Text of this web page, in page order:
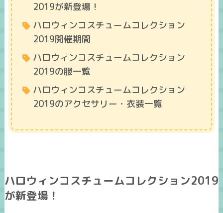
2019が新登場！
ハロウィンコスチュームコレクション
2019開催期間
ハロウィンコスチュームコレクション
2019の服一覧
ハロウィンコスチュームコレクション
2019のアクセサリー・衣装一覧
ハロウィンコスチュームコレクション2019
が新登場！